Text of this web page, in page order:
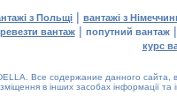
з Польщі | вантажі з
вантаж| попутний вантаж
курс
Все содержание данного сайта,
в інших засобах інформації